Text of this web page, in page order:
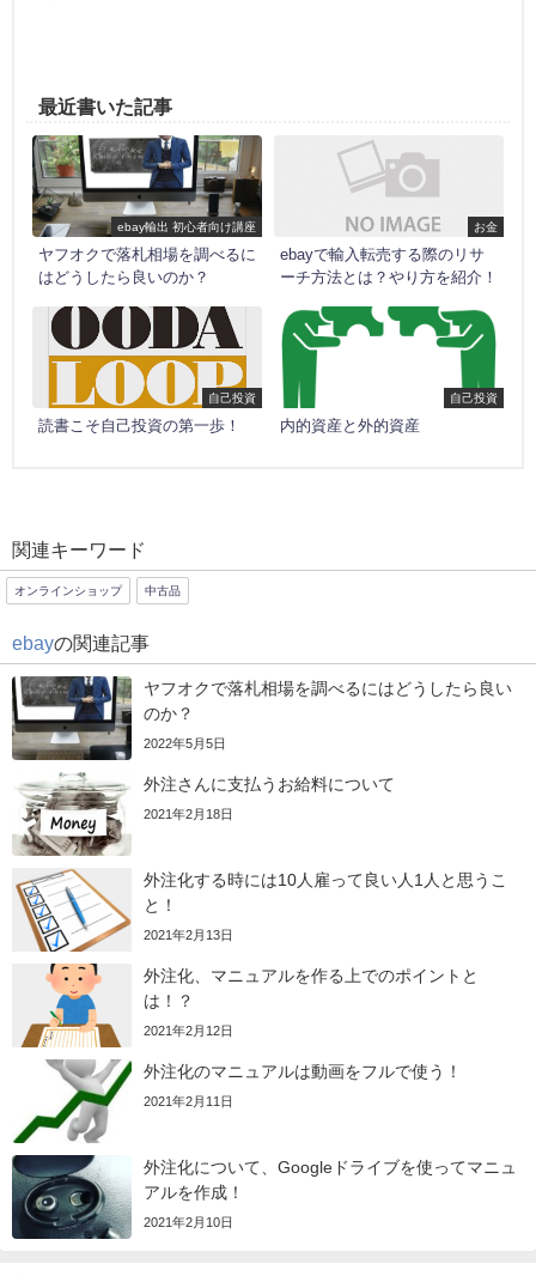
最近書いた記事
ebay輸出 初心者向け講座
ヤフオクで落札相場を調べるに
はどうしたら良いのか？
お金
ebayで輸入転売する際のリサ
ーチ方法とは？やり方を紹介！
自己投資
読書こそ自己投資の第一歩！
自己投資
内的資産と外的資産
関連キーワード
オンラインショップ 中古品
ebayの関連記事
ヤフオクで落札相場を調べるにはどうしたら良い
のか？
2022年5月5日
外注さんに支払うお給料について
2021年2月18日
外注化する時には10人雇って良い人1人と思うこ
と！
2021年2月13日
外注化、マニュアルを作る上でのポイントと
は！？
2021年2月12日
外注化のマニュアルは動画をフルで使う！
2021年2月11日
外注化について、Googleドライブを使ってマニュ
アルを作成！
2021年2月10日